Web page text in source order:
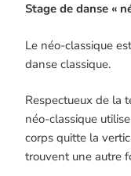
Stage de danse «
Le néo-classique
danse classique.
Respectueux de la
néo-classique
corps quitte la
trouvent une autre